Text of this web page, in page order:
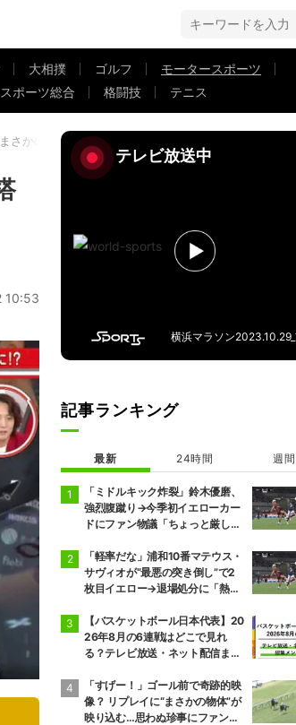
大相撲 ゴルフ
モータースポーツ
スポーツ総合 格闘技 テニス
さかのハプニングに騒然「お尻ハマってる」「引っか
10:53
テレビ放送中
横浜マラソン
記事ランキング
最新 24時間 週間
「ミドルキック炸裂」鈴木優磨、
強烈腹蹴り→今季初イエローカー
ドにファン物議「ちょっと厳しい
れる」
「軽率だな」浦和10番マテウス・
サヴィオが“最悪の突き倒し”で2
枚目イエロー→退場処分に「熱い
【バスケットボール日本代表】20
26年8月の6連戦はどこで見れ
る？テレビ放送・ネット配信まと
「すげー！」ゴール前で奇跡的映
像？ リプレイに“まさかの物体”が
映り込む…思わぬ珍事にファン爆